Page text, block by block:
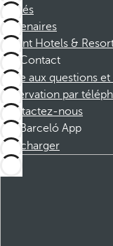
Affiliés
Partenaires
Dorint Hotels &
Contact
Foire aux questions et
Réservation par
Contactez-nous
Barceló App
Télécharger